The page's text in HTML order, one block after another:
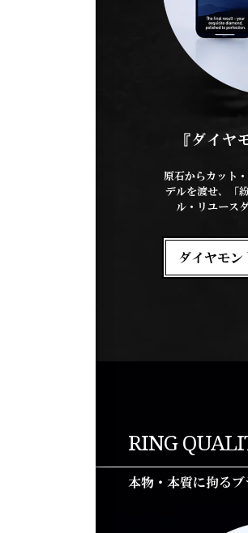
『ダイヤ
原石からカット
デルを渡せ、「
ル・リユース
ダイヤモ
RING
本物・本質に拘る